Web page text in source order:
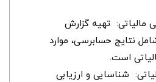
مالیاتی: تهیه گزارش
نتایج حسابرسی، موارد
است.
شناسایی و ارزیابی